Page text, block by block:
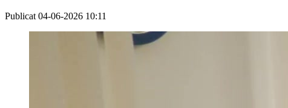
Publicat 04-06-2026 10:11